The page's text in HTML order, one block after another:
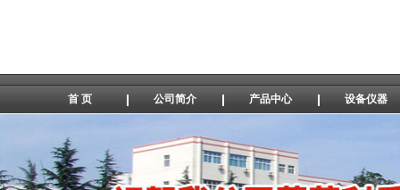
首 页 公司简介 产品中心 设备仪器